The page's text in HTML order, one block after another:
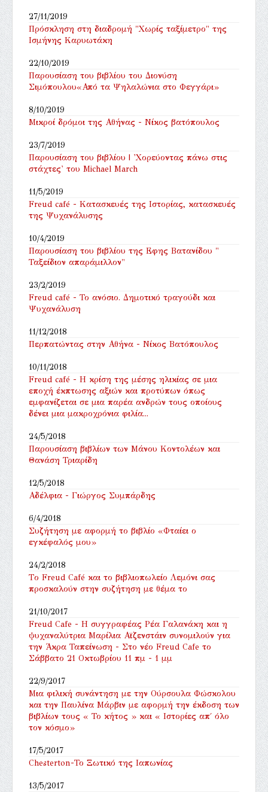
27/11/2019
Πρόσκληση στη διαδρομή "Χωρίς ταξίμετρο" της
Ισμήνης Καρυωτάκη
22/10/2019
Παρουσίαση του βιβλίου του Διονύση
Σιμόπουλου«Από τα Ψηλαλώνια στο Φεγγάρι»
8/10/2019
Μικροί δρόμοι της Αθήνας - Νίκος βατόπουλος
23/7/2019
Παρουσίαση του βιβλίου | 'Χορεύοντας πάνω στις
στάχτες' του Michael March
11/5/2019
Freud café - Κατασκευές της Ιστορίας, κατασκευές
της Ψυχανάλυσης
10/4/2019
Παρουσίαση του βιβλίου της Εφης Βατανίδου "
Ταξείδιον απαράμιλλον"
23/2/2019
Freud café - Το ανόσιο. Δημοτικό τραγούδι και
Ψυχανάλυση
11/12/2018
Περπατώντας στην Αθήνα - Νίκος Βατόπουλος
10/11/2018
Freud café - Η κρίση της μέσης ηλικίας σε μια
εποχή έκπτωσης αξιών και προτύπων όπως
εμφανίζεται σε μια παρέα ανδρών τους οποίους
δένει μια μακροχρόνια φιλία...
24/5/2018
Παρουσίαση βιβλίων των Μάνου Κοντολέων και
Θανάση Τριαρίδη
12/5/2018
Αδέλφια - Γιώργος Συμπάρδης
6/4/2018
Συζήτηση με αφορμή το βιβλίο «Φταίει ο
εγκέφαλός μου»
24/2/2018
Tο Freud Café και το βιβλιοπωλείο Λεμόνι σας
προσκαλούν στην συζήτηση με θέμα το
21/10/2017
Freud Cafe - Η συγγραφέας Ρέα Γαλανάκη και η
ψυχαναλύτρια Μαρίλια Αϊζενστάιν συνομιλούν για
την Άκρα Ταπείνωση - Στο νέο Freud Cafe το
Σάββατο 21 Οκτωβρίου 11 πμ - 1 μμ
22/9/2017
Μια φιλική συνάντηση με την Ούρσουλα Φώσκολου
και την Παυλίνα Μάρβιν με αφορμή την έκδοση των
βιβλίων τους « Το κήτος » και « Ιστορίες απ΄ όλο
τον κόσμο»
17/5/2017
Chesterton-Το Ξωτικό της Ιαπωνίας
13/5/2017